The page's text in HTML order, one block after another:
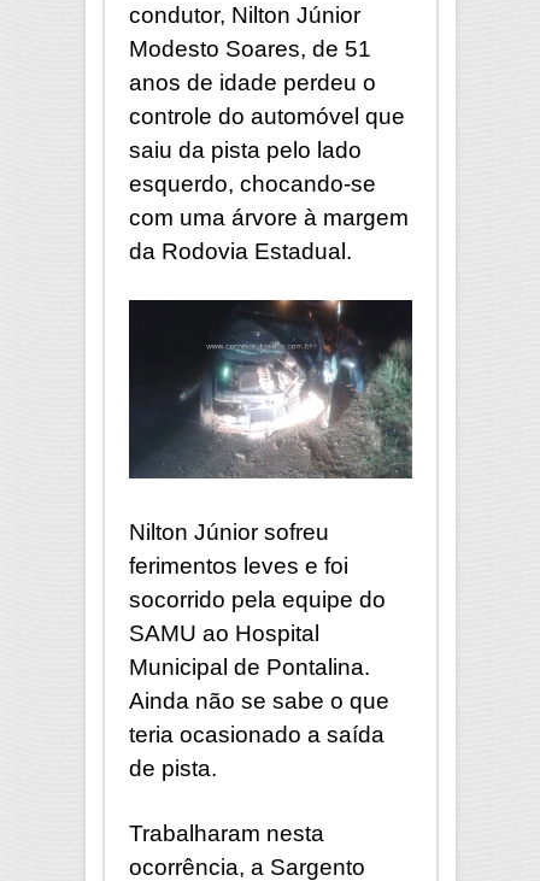
condutor, Nilton Júnior
Modesto Soares, de 51
anos de idade perdeu o
controle do automóvel que
saiu da pista pelo lado
esquerdo, chocando-se
com uma árvore à margem
da Rodovia Estadual.
Nilton Júnior sofreu
ferimentos leves e foi
socorrido pela equipe do
SAMU ao Hospital
Municipal de Pontalina.
Ainda não se sabe o que
teria ocasionado a saída
de pista.
Trabalharam nesta
ocorrência, a Sargento